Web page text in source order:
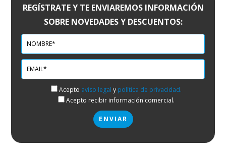
REGÍSTRATE Y TE ENVIAREMOS INFORMACIÓN
SOBRE NOVEDADES Y DESCUENTOS:
Acepto aviso legal y política de privacidad.
Acepto recibir información comercial.